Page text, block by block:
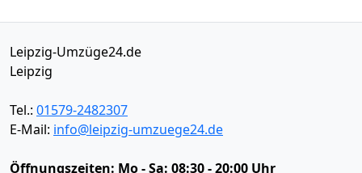
Leipzig-Umzüge24.de
Leipzig
Tel.: 01579-2482307
E-Mail: info@leipzig-umzuege24.de
Öffnungszeiten: Mo - Sa: 08:30 - 20:00 Uhr